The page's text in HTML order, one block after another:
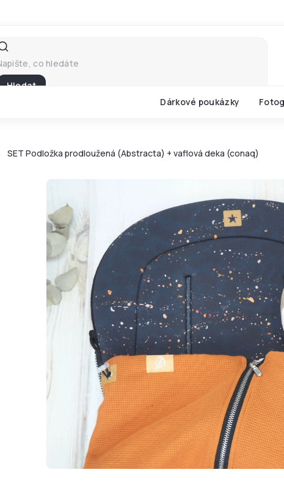
Hledat
Dárkové poukázky
SET Podložka prodloužená (Abstracta) + vaflová deka (conaq)